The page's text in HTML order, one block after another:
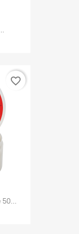
50...
favorite_border